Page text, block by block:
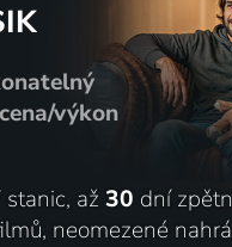
výkon
stanic, až 30 dní
, neomezené